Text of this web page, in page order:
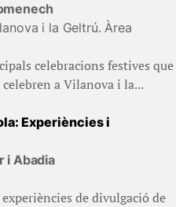
i la Geltrú. Àrea
celebracions festives que
a Vilanova i la...
Experiències i
i Abadia
de divulgació de